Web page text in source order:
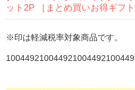
ット2P ［まとめ買いお得ギフト
※印は軽減税率対象商品です。